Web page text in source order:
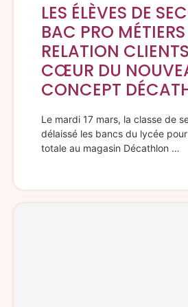
LES ÉLÈVES DE
BAC PRO
RELATION
CŒUR DU
CONCEPT
Le mardi 17 mars, la classe de
délaissé les bancs du lycée
totale au magasin Décathlon …